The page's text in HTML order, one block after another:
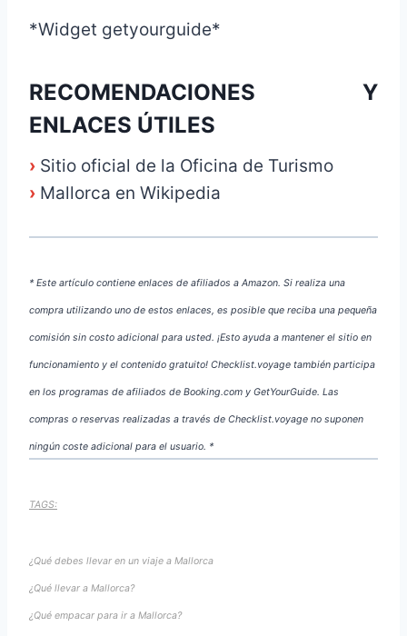
*Widget getyourguide*
RECOMENDACIONES Y
ENLACES ÚTILES
› Sitio oficial de la Oficina de Turismo
› Mallorca en Wikipedia
* Este artículo contiene enlaces de afiliados a Amazon. Si realiza una
compra utilizando uno de estos enlaces, es posible que reciba una pequeña
comisión sin costo adicional para usted. ¡Esto ayuda a mantener el sitio en
funcionamiento y el contenido gratuito! Checklist.voyage también participa
en los programas de afiliados de Booking.com y GetYourGuide. Las
compras o reservas realizadas a través de Checklist.voyage no suponen
ningún coste adicional para el usuario. *
TAGS:
¿Qué debes llevar en un viaje a Mallorca
¿Qué llevar a Mallorca?
¿Qué empacar para ir a Mallorca?